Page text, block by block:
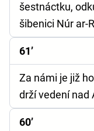
šestnáctku,
šibenici Núr ar-
61’
Za námi je již
drží vedení nad
60’